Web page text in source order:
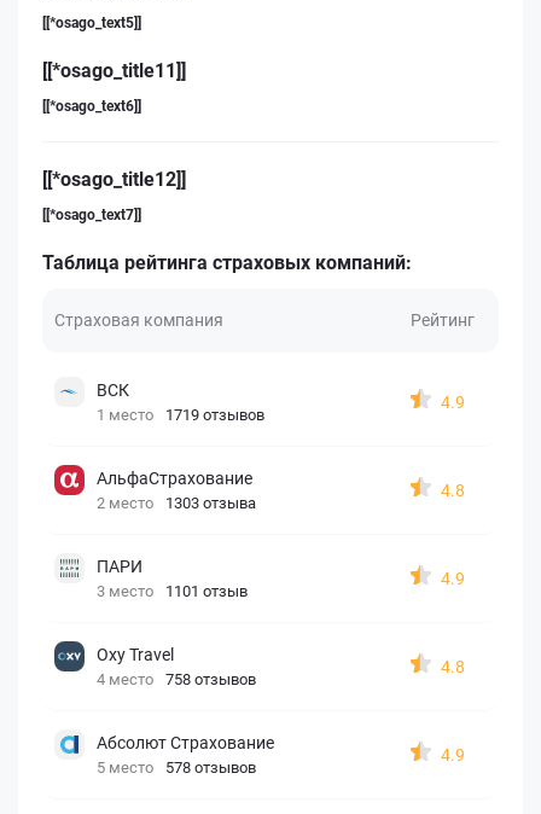
[[*osago_text5]]
[[*osago_title11]]
[[*osago_text6]]
[[*osago_title12]]
[[*osago_text7]]
Таблица рейтинга страховых компаний:
Страховая компания Рейтинг
ВСК
1 место 1719 отзывов
4.9
АльфаСтрахование
2 место 1303 отзыва
4.8
ПАРИ
3 место 1101 отзыв
4.9
Oxy Travel
4 место 758 отзывов
4.8
Абсолют Страхование
5 место 578 отзывов
4.9